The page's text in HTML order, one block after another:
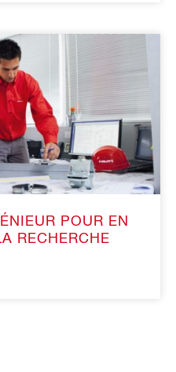
POUR EN
RECHERCHE